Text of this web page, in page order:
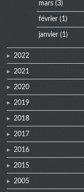
mars(3)
février(1)
janvier(1)
2022
2021
2020
2019
2018
2017
2016
2015
2005